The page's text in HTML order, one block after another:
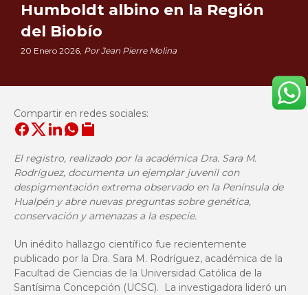
Humboldt albino en la Región
del Biobío
20 Enero 2026, Por Jean Pierre Molina
Compartir en redes sociales:
El registro, realizado por la académica Dra. Sara M.
Rodríguez, documenta un ejemplar juvenil con
despigmentación extrema observado en la Península de
Hualpén y abre nuevas preguntas sobre genética,
conservación y amenazas a la especie.
Un inédito hallazgo científico fue recientemente
publicado por la Dra. Sara M. Rodríguez, académica de la
Facultad de Ciencias de la Universidad Católica de la
Santísima Concepción (UCSC). La investigadora lideró un